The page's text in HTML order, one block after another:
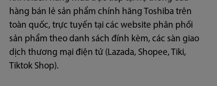
hàng bán lẻ sản phẩm chính hãng Toshiba trên
toàn quốc, trực tuyến tại các website phân phối
sản phẩm theo danh sách đính kèm, các sàn giao
dịch thương mại điện tử (Lazada, Shopee, Tiki,
Tiktok Shop).